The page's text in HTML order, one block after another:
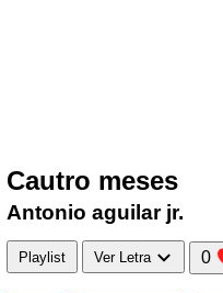
Cautro meses
Antonio aguilar jr.
Playlist Ver Letra 0